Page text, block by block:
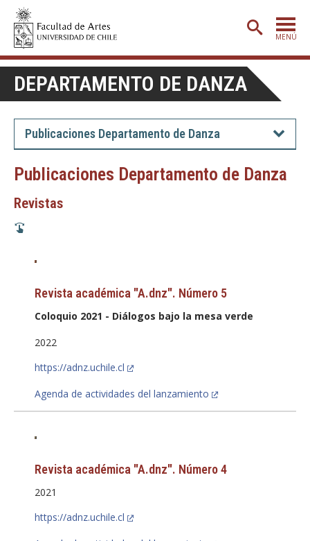
MENÚ
PORTADA
ADMISIÓN
ETAPA BÁSICA
CARRERAS
POSTGRADO
DEPARTAMENTOS
FACULTAD
Estudiantes
Académicas/os
DEPARTAMENTO DE DANZA
Publicaciones Departamento de Danza
Publicaciones Departamento de Danza
Revistas
Revista académica "A.dnz". Número 5
Coloquio 2021 - Diálogos bajo la mesa verde
2022
https://adnz.uchile.cl
Agenda de actividades del lanzamiento
Revista académica "A.dnz". Número 4
2021
https://adnz.uchile.cl